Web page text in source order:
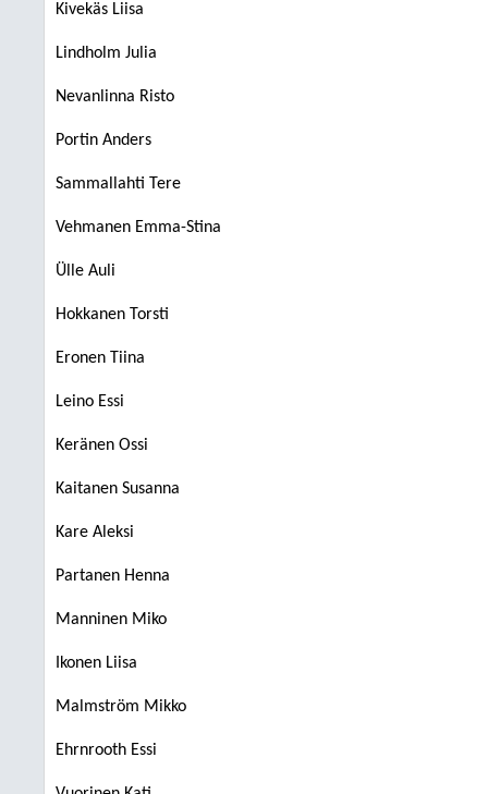
Kivekäs Liisa
Lindholm Julia
Nevanlinna Risto
Portin Anders
Sammallahti Tere
Vehmanen Emma-Stina
Ülle Auli
Hokkanen Torsti
Eronen Tiina
Leino Essi
Keränen Ossi
Kaitanen Susanna
Kare Aleksi
Partanen Henna
Manninen Miko
Ikonen Liisa
Malmström Mikko
Ehrnrooth Essi